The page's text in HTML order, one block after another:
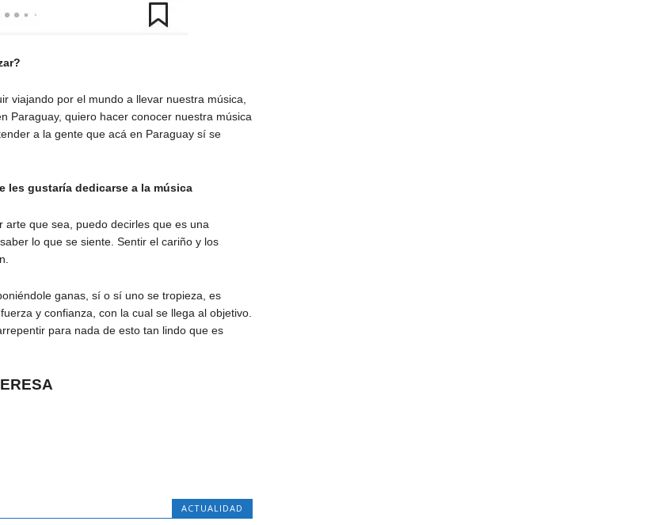
viajando por el mundo a llevar nuestra música,
Paraguay, quiero hacer conocer nuestra música
a la gente que acá en Paraguay sí se
les gustaría dedicarse a la música
arte que sea, puedo decirles que es una
lo que se siente. Sentir el cariño y los
ganas, sí o sí uno se tropieza, es
y confianza, con la cual se llega al objetivo.
para nada de esto tan lindo que es
ACTUALIDAD